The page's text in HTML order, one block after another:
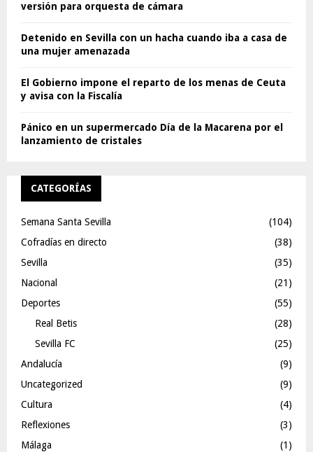
versión para orquesta de cámara
Detenido en Sevilla con un hacha cuando iba a casa de
una mujer amenazada
El Gobierno impone el reparto de los menas de Ceuta
y avisa con la Fiscalía
Pánico en un supermercado Día de la Macarena por el
lanzamiento de cristales
CATEGORÍAS
Semana Santa Sevilla
(104)
Cofradías en directo
(38)
Sevilla
(35)
Nacional
(21)
Deportes
(55)
Real Betis
(28)
Sevilla FC
(25)
Andalucía
(9)
Uncategorized
(9)
Cultura
(4)
Reflexiones
(3)
Málaga
(1)